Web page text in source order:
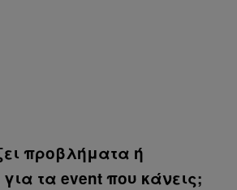
προβλήματα ή
τα event που κάνεις;